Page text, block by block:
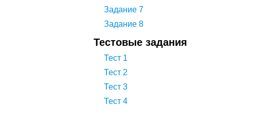
Задание 7
Задание 8
Тестовые задания
Тест 1
Тест 2
Тест 3
Тест 4